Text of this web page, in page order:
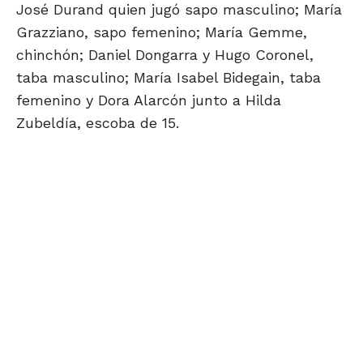
José Durand quien jugó sapo masculino; María
Grazziano, sapo femenino; María Gemme,
chinchón; Daniel Dongarra y Hugo Coronel,
taba masculino; María Isabel Bidegain, taba
femenino y Dora Alarcón junto a Hilda
Zubeldía, escoba de 15.